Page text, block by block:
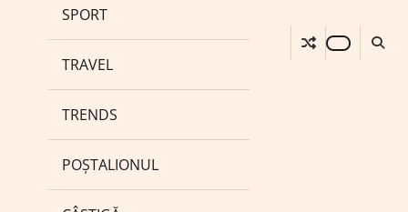
SPORT
TRAVEL
TRENDS
POȘTALIONUL